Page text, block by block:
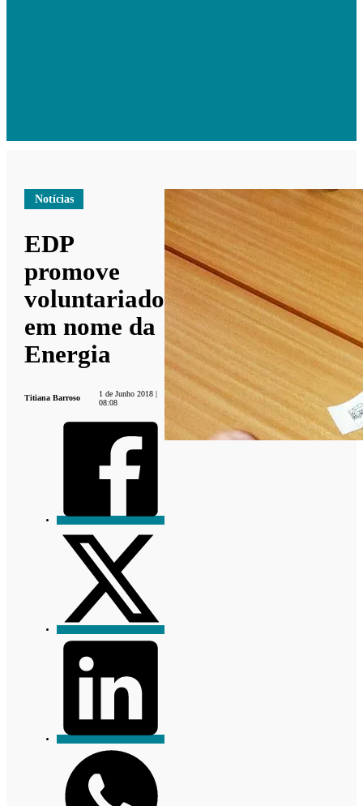
Notícias
EDP
promove
voluntariado
em nome da
Energia
Titiana Barroso
1 de Junho 2018 |
08:08